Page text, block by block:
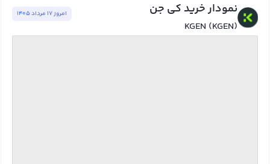
نمودار خرید کي جن
KGEN (KGEN)
امروز ١٧ مرداد ١٤٠٥